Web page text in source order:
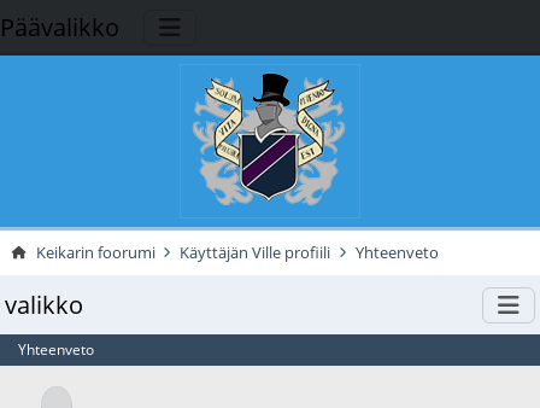
Päävalikko
Keikarin foorumi Käyttäjän Ville profiili Yhteenveto
valikko
Yhteenveto